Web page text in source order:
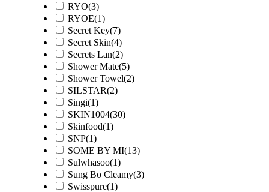
RYO(3)
RYOE(1)
Secret Key(7)
Secret Skin(4)
Secrets Lan(2)
Shower Mate(5)
Shower Towel(2)
SILSTAR(2)
Singi(1)
SKIN1004(30)
Skinfood(1)
SNP(1)
SOME BY MI(13)
Sulwhasoo(1)
Sung Bo Cleamy(3)
Swisspure(1)